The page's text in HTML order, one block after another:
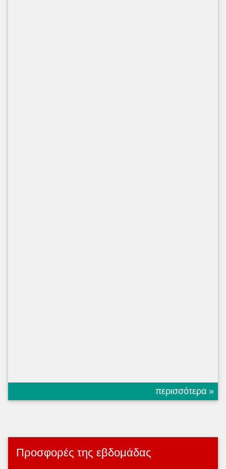
περισσότερα »
Προσφορές της εβδομάδας